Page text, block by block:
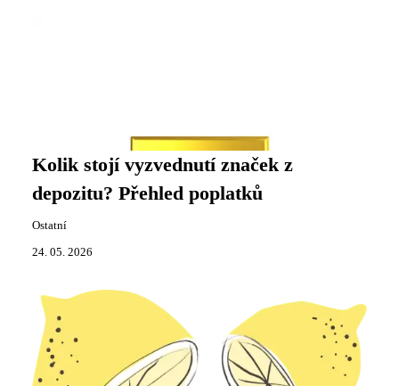
Kolik stojí vyzvednutí značek z
depozitu? Přehled poplatků
Ostatní
24. 05. 2026